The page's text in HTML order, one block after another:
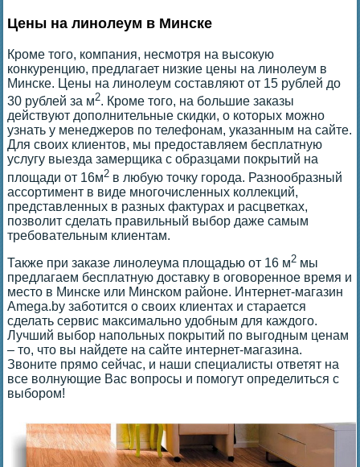
Цены на линолеум в Минске
Кроме того, компания, несмотря на высокую
конкуренцию, предлагает низкие цены на линолеум в
Минске. Цены на линолеум составляют от 15 рублей до
30 рублей за м2. Кроме того, на большие заказы
действуют дополнительные скидки, о которых можно
узнать у менеджеров по телефонам, указанным на сайте.
Для своих клиентов, мы предоставляем бесплатную
услугу выезда замерщика с образцами покрытий на
площади от 16м2 в любую точку города. Разнообразный
ассортимент в виде многочисленных коллекций,
представленных в разных фактурах и расцветках,
позволит сделать правильный выбор даже самым
требовательным клиентам.
Также при заказе линолеума площадью от 16 м2 мы
предлагаем бесплатную доставку в оговоренное время и
место в Минске или Минском районе. Интернет-магазин
Amega.by заботится о своих клиентах и старается
сделать сервис максимально удобным для каждого.
Лучший выбор напольных покрытий по выгодным ценам
– то, что вы найдете на сайте интернет-магазина.
Звоните прямо сейчас, и наши специалисты ответят на
все волнующие Вас вопросы и помогут определиться с
выбором!